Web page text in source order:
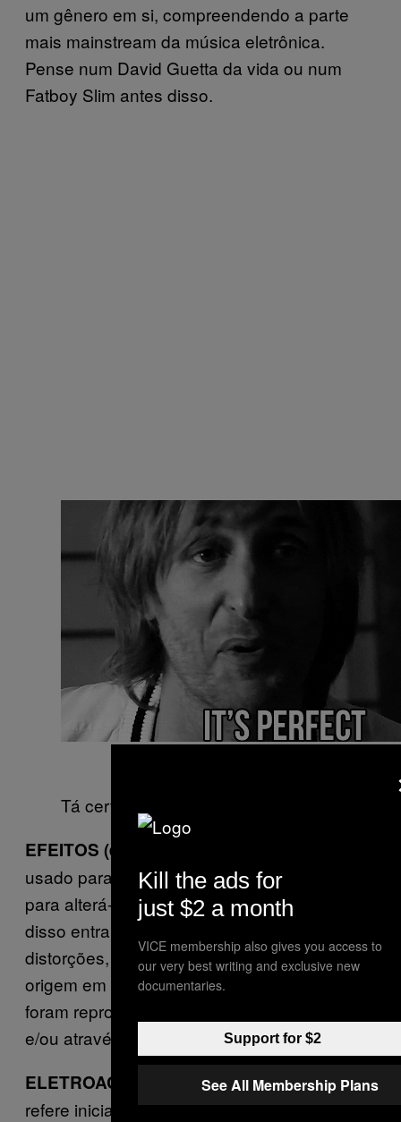
um gênero em si, compreendendo a parte
mais mainstream da música eletrônica.
Pense num David Guetta da vida ou num
Fatboy Slim antes disso.
Tá certinho.
EFEITOS (effects):
usado para o tratamento de um sinal sonoro
para alterá-lo de maneira criativa. Dentro
disso entram os reverbs, delays, chorus,
distorções, etc. Muitos deles tiveram sua
origem em processos analógicos que depois
foram reproduzidos em dispositivos digitais
e/ou através de softwares.
ELETROACÚSTICA (música):Termo que se
refere inicialmente à música erudita
Kill the ads for
just $2 a month
VICE membership also gives you access to
our very best writing and exclusive new
documentaries.
Support for $2
See All Membership Plans